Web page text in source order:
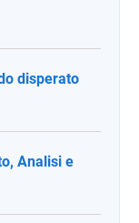
disperato
Analisi e